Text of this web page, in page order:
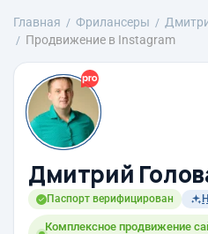
Главная Фрилансеры
Продвижение в Instagram
Дмитрий
Паспорт верифицирован
Комплексное продвижение